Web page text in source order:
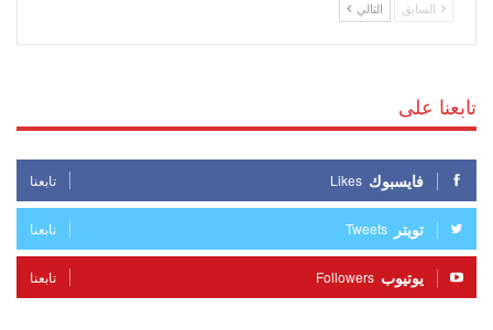
السابق التالي
تابعنا على
فايسبوك Likes تابعنا
تويتر Tweets تابعنا
يوتيوب Followers تابعنا